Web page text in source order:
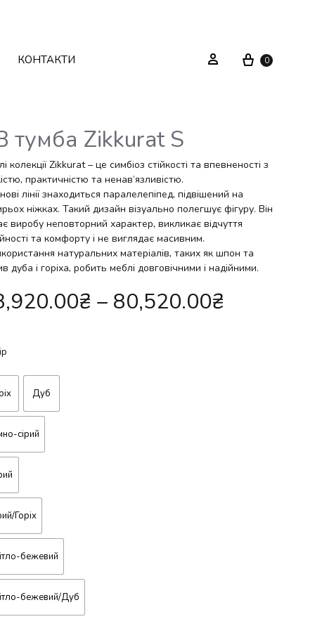
Текстиль
Декор
Вуличні меблі
Системи зберігання
Стелажі
Дзеркала
Вішаки
КОНТАКТИ Sign in Cart
0
тумба Zikkurat S
колекції Zikkurat – це симбіоз стійкості та впевненості з
практичністю та ненав’язливістю.
лінії знаходиться паралелепіпед, підвішений на
ніжках. Такий дизайн візуально полегшує фігуру. Він
виробу неповторний характер, викликає відчуття
та комфорту і не виглядає масивним.
натуральних матеріалів, таких як шпон та
дуба і горіха, робить меблі довговічними і надійними.
₴ – 80,520.00₴
Дуб
сірий
Горіх
бежевий
бежевий/Дуб